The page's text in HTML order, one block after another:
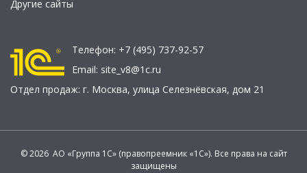
Другие сайты
Телефон: +7 (495) 737-92-57
Email: site_v8@1c.ru
Отдел продаж: г. Москва, улица Селезнёвская, дом 21
© 2026 АО «Группа 1С» (правопреемник «1С»). Все права на сайт
защищены